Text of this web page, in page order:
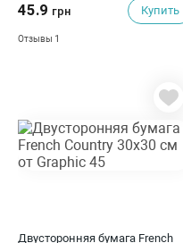
45.9 грн Купить
Отзывы 1
Двусторонняя бумага French